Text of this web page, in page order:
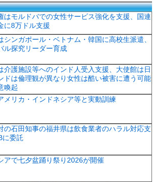
はモルドバでの女性サービス強化を支援、国連
に8万ドル支援
シンガポール・ベトナム・韓国に高校生派遣、
ル探究リーダー育成
介護施設等へのインド人受入支援、大使館は日
ドは倫理観が異なり女性は酷い被害に遭う可能
喚起
メリカ・インドネシア等と実動訓練
の石田知事の福井県は飲食業者のハラル対応支
に委託
アで七夕盆踊り祭り2026が開催